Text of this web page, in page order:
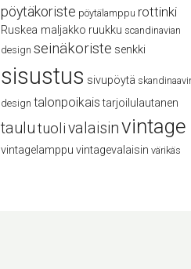
pöytäkoriste pöytälamppu rottinki
Ruskea maljakko ruukku scandinavian
design seinäkoriste senkki
sisustus sivupöytä
design talonpoikais tarjoilulautanen
taulutuolivalaisinvintage
vintagelamppu vintagevalaisin värikäs